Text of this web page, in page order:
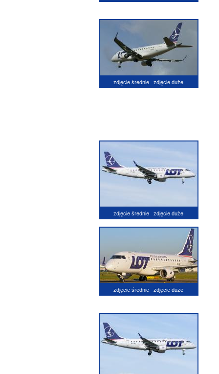
zdjęcie średnie zdjęcie duże
zdjęcie średnie zdjęcie duże
zdjęcie średnie zdjęcie duże